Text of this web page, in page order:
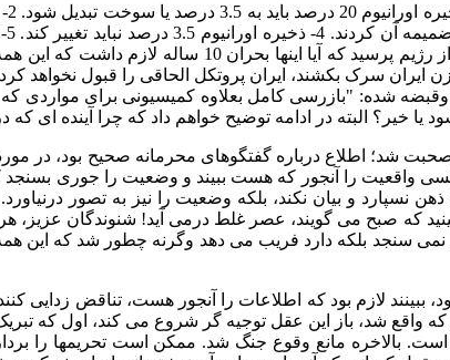
اورانیوم 20 درصد باید به 3.5 درصد یا سوخت تبدیل شود. 2-
آن کردند. 4- ذخیره اورانیوم 3.5 درصد نباید تغییر کند. 5-
رژیم پرسید که آیا اینها بحران10 ساله لازم داشت که این
ایران سرک بکشند، ایران پروتکل الحاقی را قبول نخواهد کرد
شده: "بازرسی کامل بعلاوه کمیسیونی برای مواردی
خیر؟ البته در ادامه توضیح خواهم داد که چرا آینده ای
صحبت شد؛ اطلاع درباره گفتگوهای محرمانه صحیح بود، در
کسی واقعیت را آنجور که هست ببیند و وضعیت را جوری
ذهن نسپارد و بیان نکند، بلکه وضعیت را نیز به تصور درنیاورد.
که صبح می گویند، عصر غلط درمی آید! شنوندگان عزیز،
سنجد بلکه دارد فریب می دهد وگرنه چطور شد که این
لازم بود که اطلاعات را آنجور هست، تناقض زدایی
که واقع شد، باز این عقل توجیه گر شروع می کند، اول
است. بالاخره مانع وقوع جنگ شد. ممکن است تحریمها را